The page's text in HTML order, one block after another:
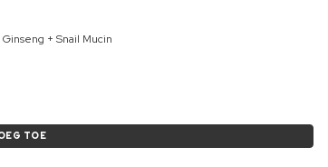
+ Snail Mucin
TOE